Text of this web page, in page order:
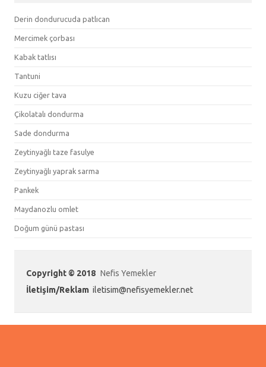
Derin dondurucuda patlıcan
Mercimek çorbası
Kabak tatlısı
Tantuni
Kuzu ciğer tava
Çikolatalı dondurma
Sade dondurma
Zeytinyağlı taze fasulye
Zeytinyağlı yaprak sarma
Pankek
Maydanozlu omlet
Doğum günü pastası
Copyright © 2018 Nefis Yemekler
İletişim/Reklam iletisim@nefisyemekler.net